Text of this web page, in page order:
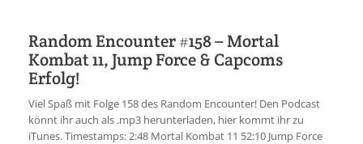
Impressum
Jobs
Random Encounter #158 – Mortal
Kombat 11, Jump Force & Capcoms
Erfolg!
Viel Spaß mit Folge 158 des Random Encounter! Den Podcast
könnt ihr auch als .mp3 herunterladen, hier kommt ihr zu
iTunes. Timestamps: 2:48 Mortal Kombat 11 52:10 Jump Force